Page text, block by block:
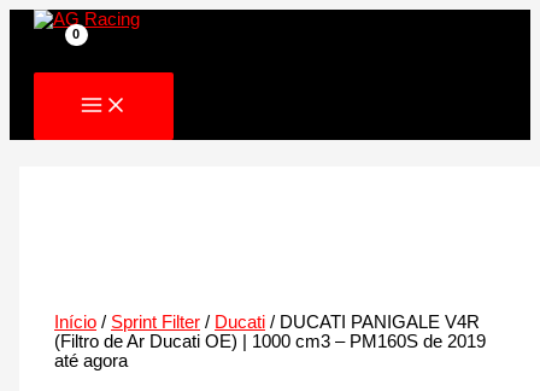
Skip
Início / Sprint Filter / Ducati / DUCATI PANIGALE V4R
(Filtro de Ar Ducati OE) | 1000 cm3 – PM160S de 2019
até agora